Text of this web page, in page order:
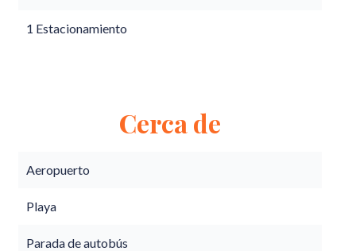
1 Estacionamiento
Cerca de
Aeropuerto
Playa
Parada de autobús